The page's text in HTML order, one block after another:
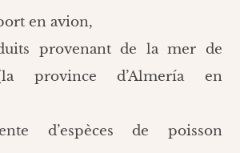
en avion,
provenant de la mer de
province d’Almería en
d’espèces de poisson